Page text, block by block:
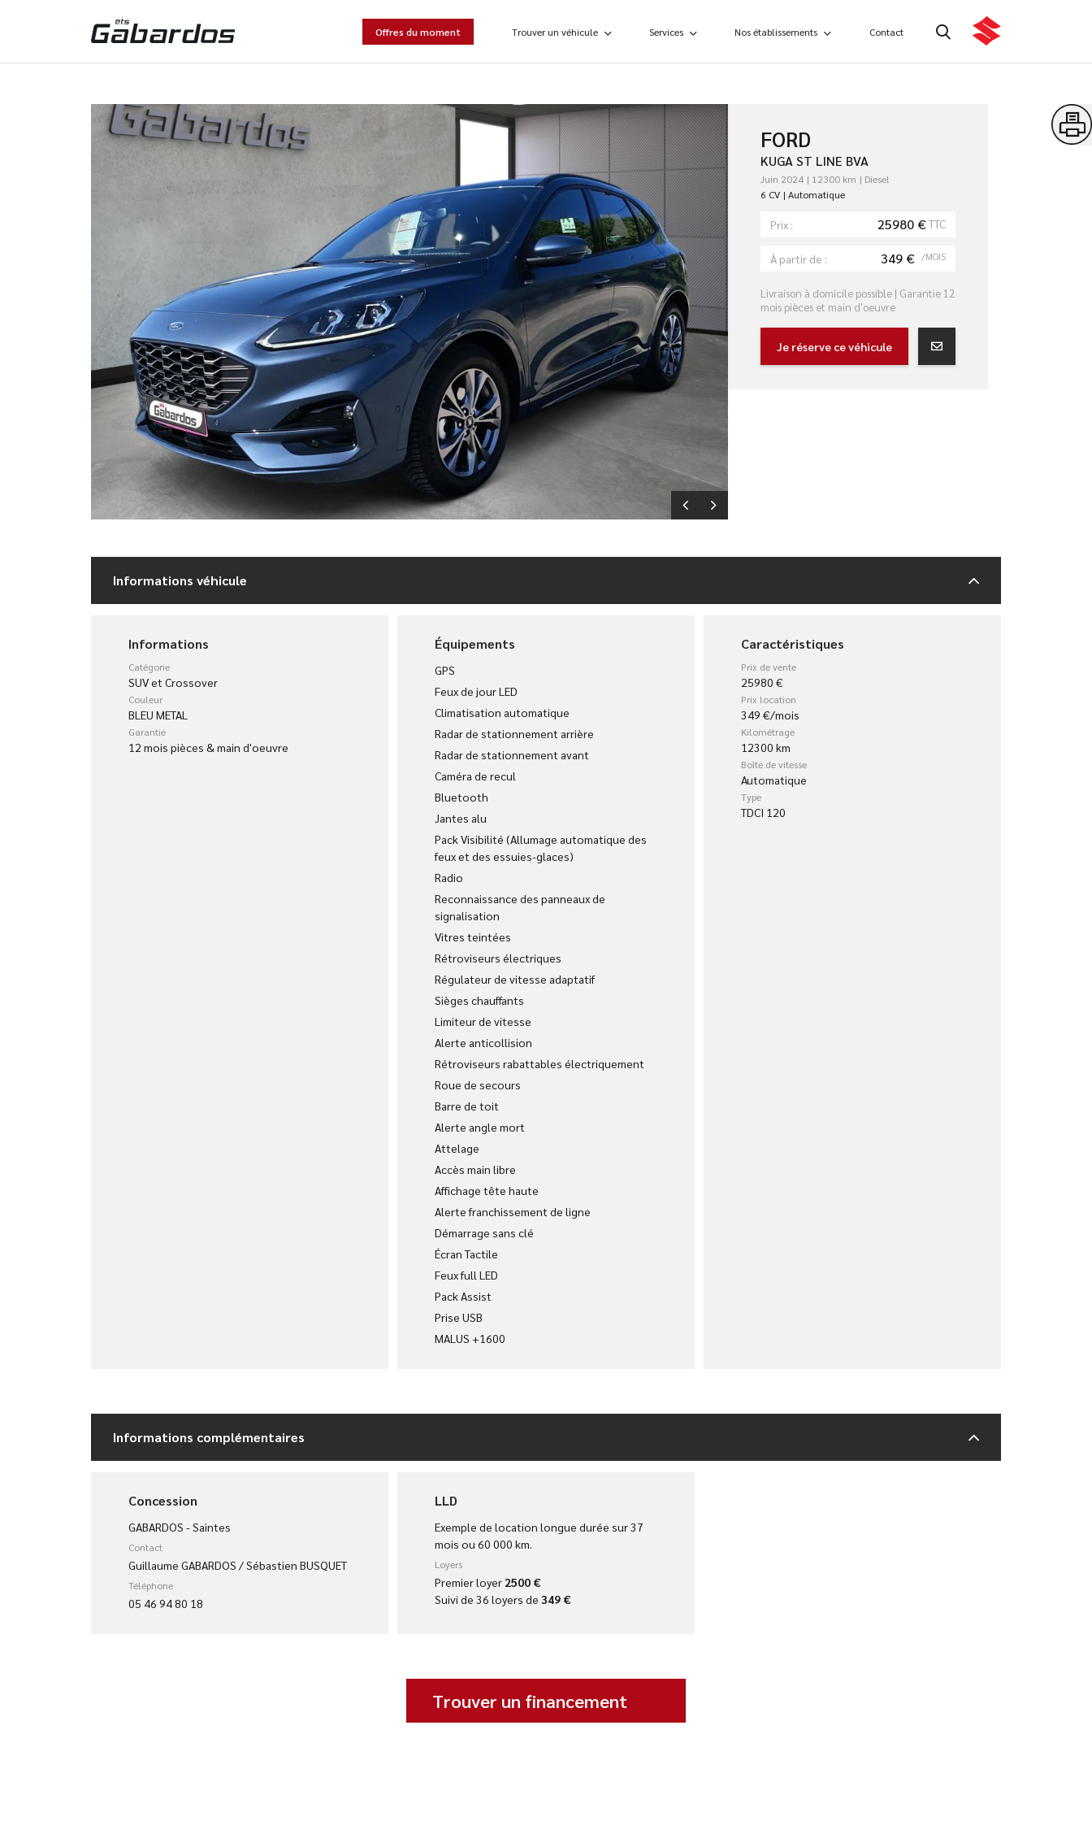
Offres du moment Trouver un véhicule Services Nos établissements Contact
FORD
KUGA ST LINE BVA
Juin 2024 12300 km
Diesel
6 CV
Automatique
Prix : 25980 €TTC
À partir de : 349 € /MOIS
Livraison à domicile possible | Garantie 12
mois pièces et main d'oeuvre
Je réserve ce véhicule
Informations véhicule
Informations
Catégorie
SUV et Crossover
Couleur
BLEU METAL
Garantie
12 mois pièces & main d'oeuvre
Équipements
GPS
Feux de jour LED
Climatisation automatique
Radar de stationnement arrière
Radar de stationnement avant
Caméra de recul
Bluetooth
Jantes alu
Pack Visibilité (Allumage automatique des
feux et des essuies-glaces)
Radio
Reconnaissance des panneaux de
signalisation
Vitres teintées
Rétroviseurs électriques
Régulateur de vitesse adaptatif
Sièges chauffants
Limiteur de vitesse
Alerte anticollision
Rétroviseurs rabattables électriquement
Roue de secours
Barre de toit
Alerte angle mort
Attelage
Accès main libre
Affichage tête haute
Alerte franchissement de ligne
Démarrage sans clé
Écran Tactile
Feux full LED
Pack Assist
Prise USB
MALUS +1600
Caractéristiques
Prix de vente
25980 €
Prix location
349 €/mois
Kilométrage
12300 km
Boîte de vitesse
Automatique
Type
TDCI 120
Informations complémentaires
Concession
GABARDOS - Saintes
Contact
Guillaume GABARDOS / Sébastien BUSQUET
Téléphone
05 46 94 80 18
LLD
Exemple de location longue durée sur 37
mois ou 60 000 km.
Loyers
Premier loyer 2500 €
Suivi de 36 loyers de349 €
Trouver un financement